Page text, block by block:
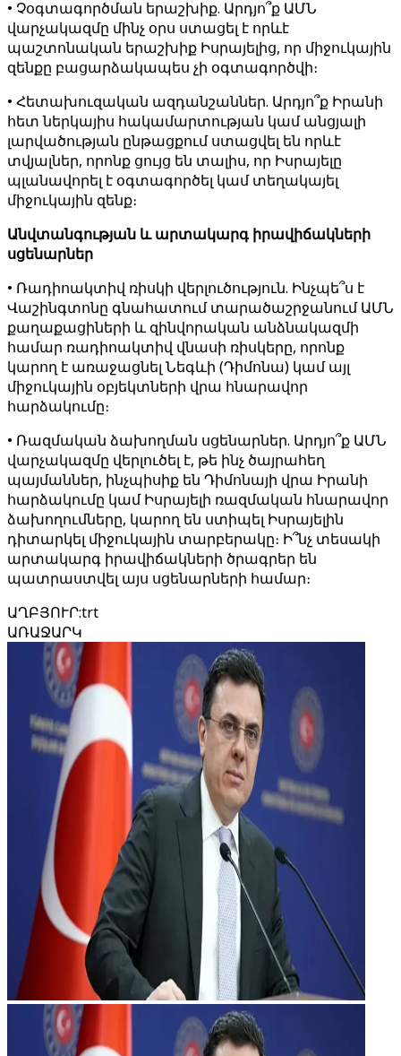
• Չօգտագործման երաշխիք. Արդյո՞ք ԱՄՆ
վարչակազմը մինչ օրս ստացել է որևէ
պաշտոնական երաշխիք Իսրայելից, որ միջուկային
զենքը բացարձակապես չի օգտագործվի։
• Հետախուզական ազդանշաններ. Արդյո՞ք Իրանի
հետ ներկայիս հակամարտության կամ անցյալի
լարվածության ընթացքում ստացվել են որևէ
տվյալներ, որոնք ցույց են տալիս, որ Իսրայելը
պլանավորել է օգտագործել կամ տեղակայել
միջուկային զենք։
Անվտանգության և արտակարգ իրավիճակների
սցենարներ
• Ռադիոակտիվ ռիսկի վերլուծություն. Ինչպե՞ս է
Վաշինգտոնը գնահատում տարածաշրջանում ԱՄՆ
քաղաքացիների և զինվորական անձնակազմի
համար ռադիոակտիվ վնասի ռիսկերը, որոնք
կարող է առաջացնել Նեգևի (Դիմոնա) կամ այլ
միջուկային օբյեկտների վրա հնարավոր
հարձակումը։
• Ռազմական ձախողման սցենարներ. Արդյո՞ք ԱՄՆ
վարչակազմը վերլուծել է, թե ինչ ծայրահեղ
պայմաններ, ինչպիսիք են Դիմոնայի վրա Իրանի
հարձակումը կամ Իսրայելի ռազմական հնարավոր
ձախողումները, կարող են ստիպել Իսրայելին
դիտարկել միջուկային տարբերակը։ Ի՞նչ տեսակի
արտակարգ իրավիճակների ծրագրեր են
պատրաստվել այս սցենարների համար։
ԱՂԲՅՈՒՐ:trt
ԱՌԱՋԱՐԿ